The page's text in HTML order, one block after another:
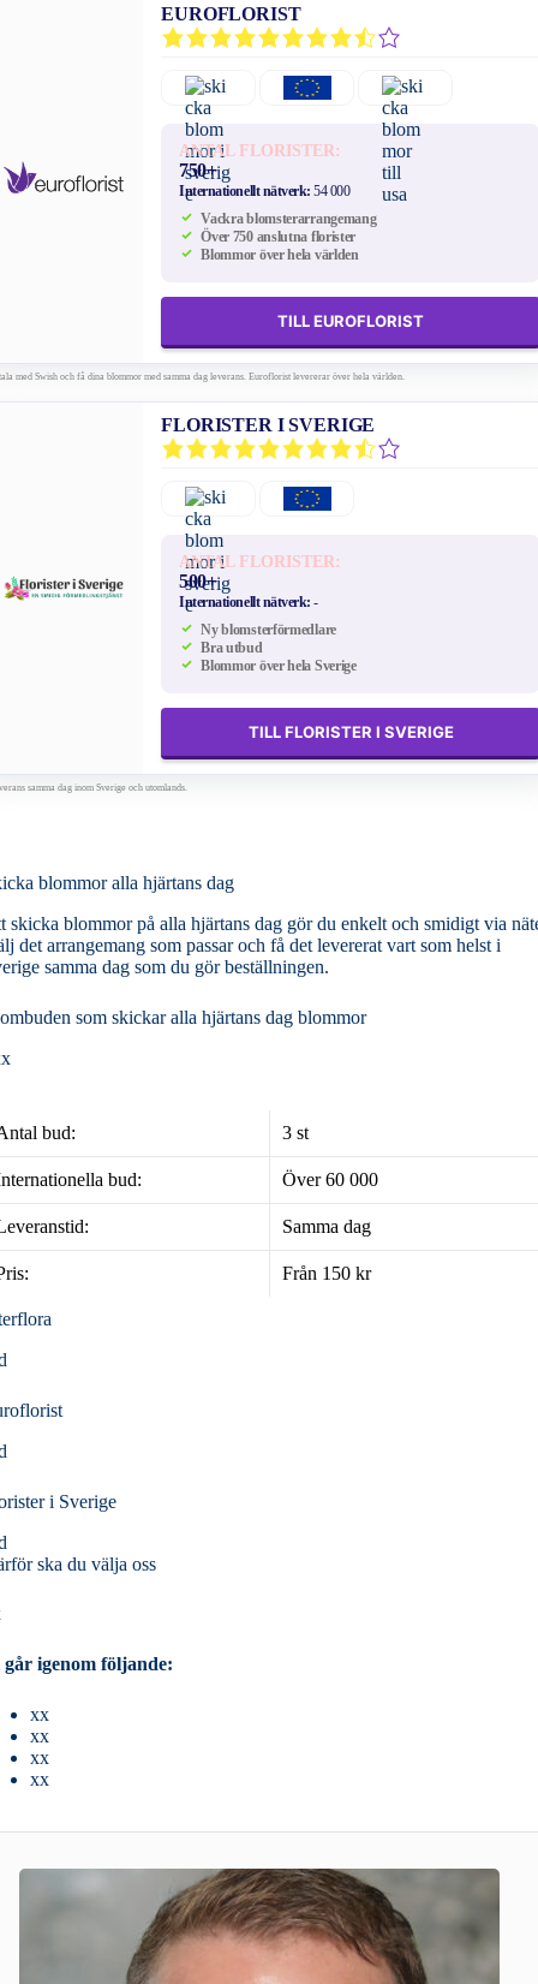
EUROFLORIST
ANTAL FLORISTER:
750+
Internationellt nätverk:54 000
Vackra blomsterarrangemang
Över 750 anslutna florister
Blommor över hela världen
TILL EUROFLORIST
med Swish och få dina blommor med samma dag leverans. Euroflorist levererar över hela världen.
FLORISTER I SVERIGE
ANTAL FLORISTER:
500+
Internationellt nätverk:-
Ny blomsterförmedlare
Bra utbud
Blommor över hela Sverige
TILL FLORISTER I SVERIGE
samma dag inom Sverige och utomlands.
blommor alla hjärtans dag
skicka blommor på alla hjärtans dag gör du enkelt och smidigt via
det arrangemang som passar och få det levererat vart som helst i
samma dag som du gör beställningen.
som skickar alla hjärtans dag blommor
bud: 3 st
bud: Över 60 000
Samma dag
Från 150 kr
i Sverige
ska du välja oss
går igenom följande:
xx
xx
xx
xx